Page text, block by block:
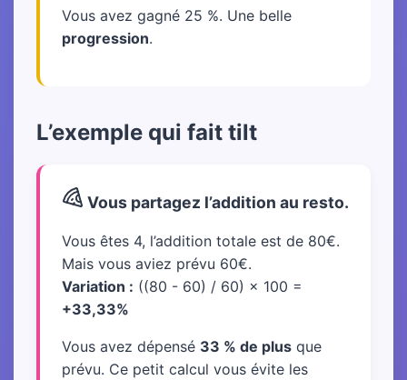
Vous avez gagné 25 %. Une belle
progression.
L’exemple qui fait tilt
Vous partagez l’addition au resto.
Vous êtes 4, l’addition totale est de 80€.
Mais vous aviez prévu 60€.
Variation : ((80 - 60) / 60) × 100 =
+33,33%
Vous avez dépensé 33 % de plus que
prévu. Ce petit calcul vous évite les